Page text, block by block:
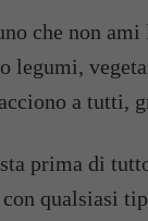
che non
legumi,
a tutti,
prima di
qualsiasi